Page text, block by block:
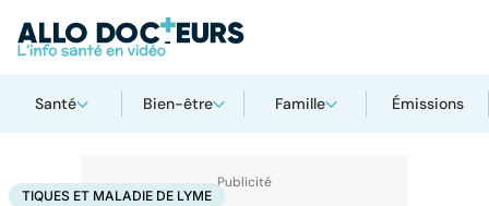
Santé Bien-être Famille Émissions
AccueilSantéSociétéJusticeTiques et Maladie de Lyme
TIQUES ET MALADIE DE LYME